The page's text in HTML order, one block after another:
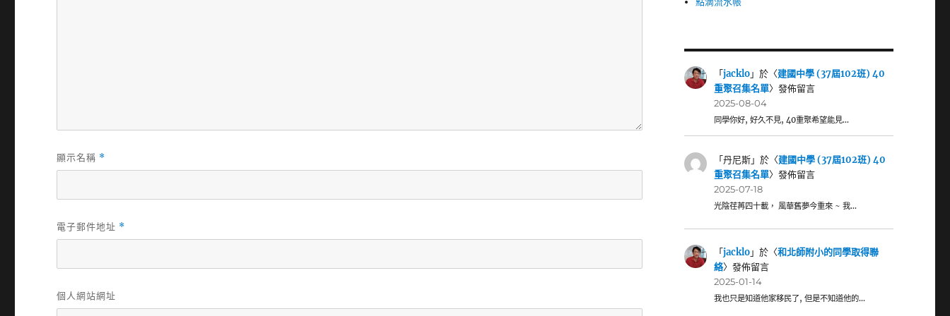
顯示名稱 *
電子郵件地址 *
個人網站網址
「jacklo」於〈建國中學 (37屆102班) 40
重聚召集名單〉發佈留言
2025-08-04
同學你好, 好久不見, 40重聚希望能見…
「丹尼斯」於〈建國中學 (37屆102班) 40
重聚召集名單〉發佈留言
2025-07-18
光陰荏苒四十載， 風華舊夢今重來 ~ 我…
「jacklo」於〈和北師附小的同學取得聯
絡〉發佈留言
2025-01-14
我也只是知道他家移民了, 但是不知道他的…